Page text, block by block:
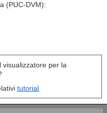
(PUC-DVM):
visualizzatore per la
tutorial